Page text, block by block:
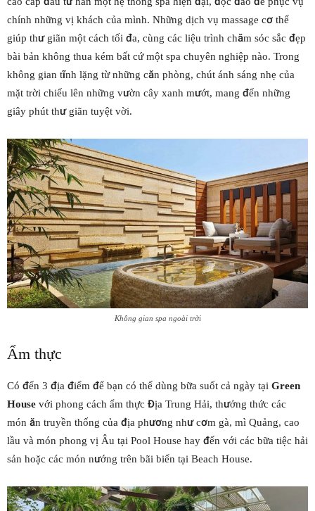
chính những vị khách của mình. Những dịch vụ massage cơ thể
giúp thư giãn một cách tối đa, cùng các liệu trình chăm sóc sắc đẹp
bài bản không thua kém bất cứ một spa chuyên nghiệp nào. Trong
không gian tĩnh lặng từ những căn phòng, chút ánh sáng nhẹ của
mặt trời chiếu lên những vườn cây xanh mướt, mang đến những
giây phút thư giãn tuyệt vời.
Không gian spa ngoài trời
Ẩm thực
Có đến 3 địa điểm để bạn có thể dùng bữa suốt cả ngày tại Green
House với phong cách ẩm thực Địa Trung Hải, thưởng thức các
món ăn truyền thống của địa phương như cơm gà, mì Quảng, cao
lầu và món phong vị Âu tại Pool House hay đến với các bữa tiệc hải
sản hoặc các món nướng trên bãi biển tại Beach House.